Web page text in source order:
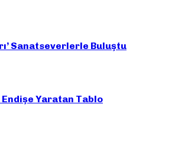
Sanatseverlerle Buluştu
Yaratan Tablo